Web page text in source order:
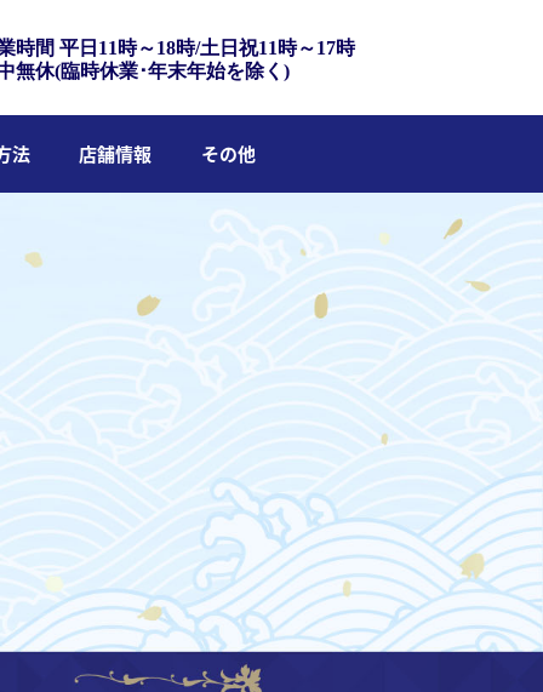
時間 平日11時～18時/土日祝11時～17時
無休(臨時休業･年末年始を除く)
法 店舗情報 その他